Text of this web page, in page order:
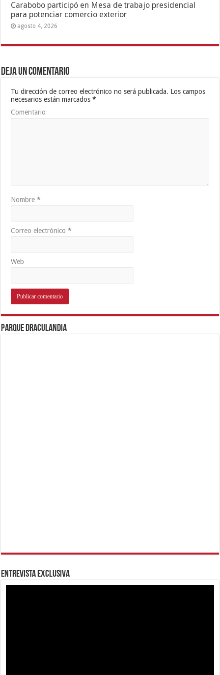
Carabobo participó en Mesa de trabajo presidencial
para potenciar comercio exterior
agosto 4, 2026
Deja un comentario
Tu dirección de correo electrónico no será publicada. Los campos
necesarios están marcados*
Comentario
Nombre*
Correo electrónico*
Web
Parque Draculandia
Entrevista Exclusiva